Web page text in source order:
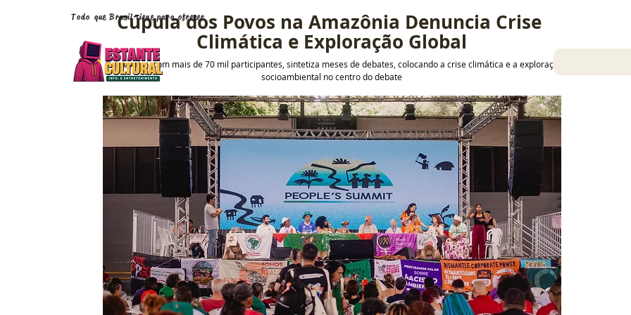
Todo que Brasil tiene para ofrecer
Vuelve 17 nov 2025
Cúpula dos Povos na Amazônia Denuncia Crise
Climática e Exploração Global
O encontro, com mais de 70 mil participantes, sintetiza meses de debates, colocando a crise climática e a exploração
socioambiental no centro do debate